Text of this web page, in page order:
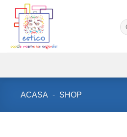
content
ACASA - SHOP